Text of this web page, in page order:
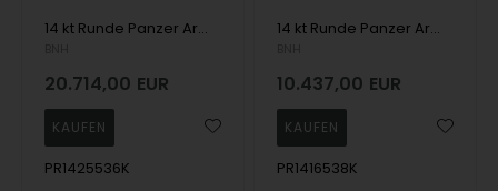
14 kt Runde Panzer Armbänder und Halsketten von Danske BNH
20.714,00 EUR
PR1425536K
14 kt Runde Panzer Armbänder und Halsketten von Danske BNH
10.437,00 EUR
PR1416538K